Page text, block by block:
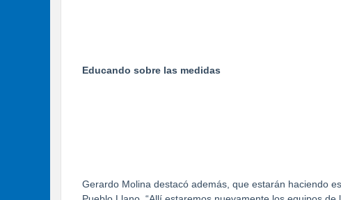
Educando sobre las medidas
Gerardo Molina destacó además, que estarán haciendo